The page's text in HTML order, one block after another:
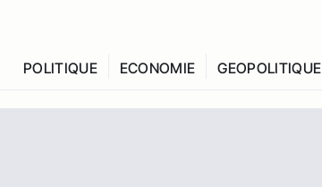
POLITIQUE ECONOMIE GEOPOLITIQUE